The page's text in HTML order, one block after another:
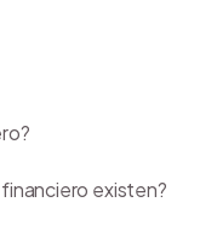
existen?